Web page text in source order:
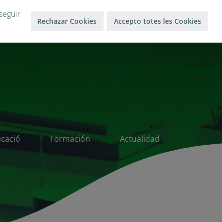
Formación Actualidad
Rechazar Cookies Accepto totes les Cookies